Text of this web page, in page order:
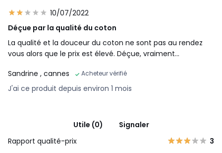
10/07/2022
Déçue par la qualité du coton
La qualité et la douceur du coton ne sont pas au rendez
vous alors que le prix est élevé. Déçue, vraiment...
Sandrine , cannes Acheteur vérifié
J'ai ce produit depuis environ 1 mois
Utile (0)
Signaler
Rapport qualité-prix
3